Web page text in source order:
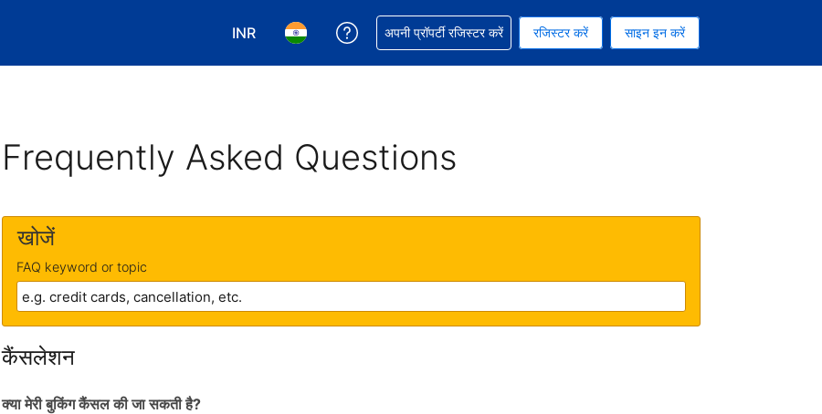
INR
अपनी करेंसी चुनें. आपने अभी INR करेंसी को चुना हुआ है
अपनी भाषा चुनें. आपने अभी हिन्दी भाषा को चुना हुआ है
अपनी बुकिंग में सहायता पाएं
अपनी प्रॉपर्टी रजिस्टर करें रजिस्टर करें साइन इन करें
Frequently Asked Questions
खोजें
FAQ keyword or topic
कैंसलेशन
क्या मेरी बुकिंग कैंसल की जा सकती है?